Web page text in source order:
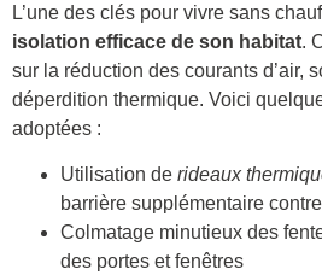
L’une des clés pour vivre sans
isolation efficace de son habitat.
sur la réduction des courants d’air,
déperdition thermique. Voici
adoptées :
Utilisation de rideaux
barrière supplémentaire
Colmatage minutieux des
des portes et fenêtres